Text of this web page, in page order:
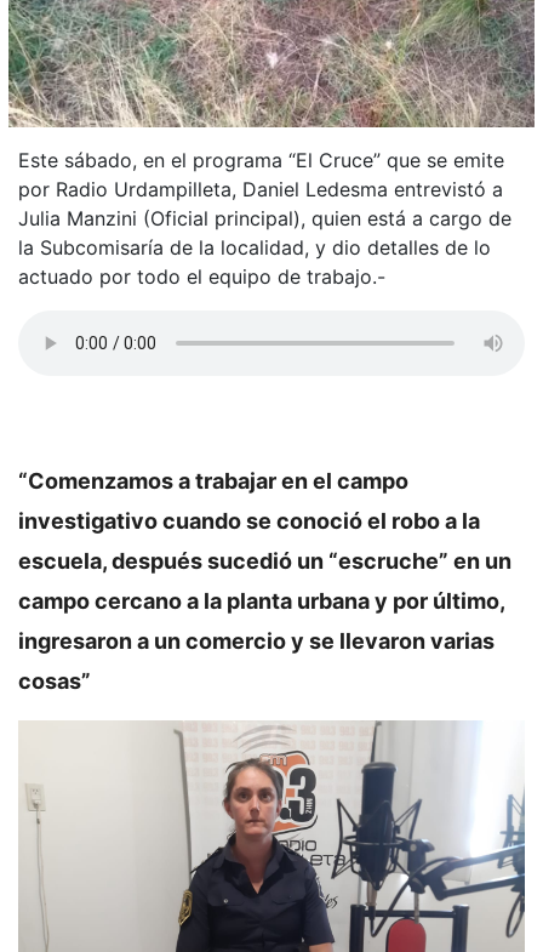
Este sábado, en el programa “El Cruce” que se emite
por Radio Urdampilleta, Daniel Ledesma entrevistó a
Julia Manzini (Oficial principal), quien está a cargo de
la Subcomisaría de la localidad, y dio detalles de lo
actuado por todo el equipo de trabajo.-
“Comenzamos a trabajar en el campo
investigativo cuando se conoció el robo a la
escuela, después sucedió un “escruche” en un
campo cercano a la planta urbana y por último,
ingresaron a un comercio y se llevaron varias
cosas”